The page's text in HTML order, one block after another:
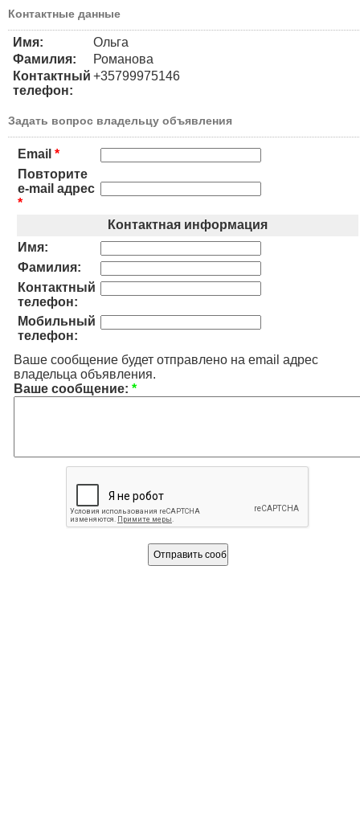
Контактные данные
Имя:
Ольга
Фамилия:
Романова
Контактный
телефон:
+35799975146
Задать вопрос владельцу объявления
Email *
Повторите
e-mail адрес
*
Контактная информация
Имя:
Фамилия:
Контактный
телефон:
Мобильный
телефон:
Ваше сообщение будет отправлено на email адрес
владельца объявления.
Ваше сообщение: *